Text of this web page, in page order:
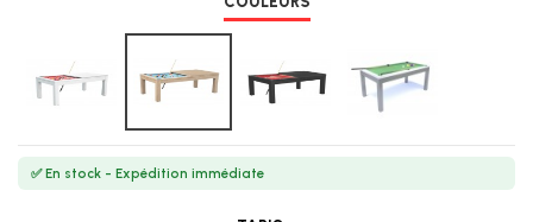
✅ En stock - Expédition immédiate